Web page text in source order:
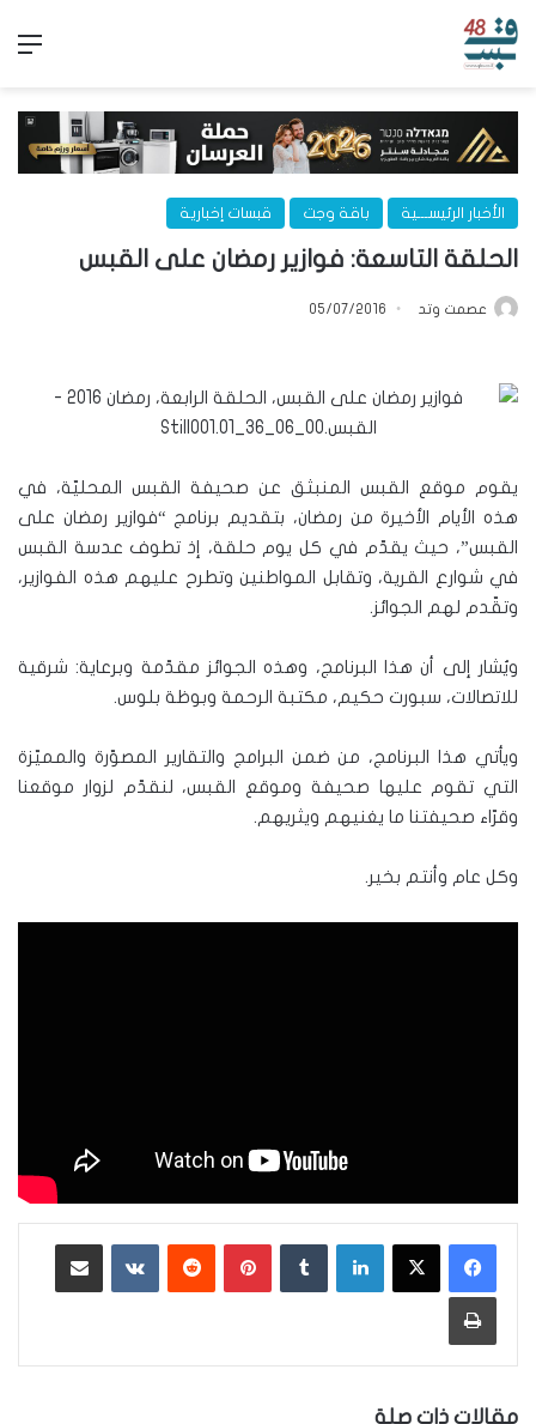
الأخبار الرئيســـية باقة وجت قبسات إخبارية
الحلقة التاسعة: فوازير رمضان على القبس
عصمت وتد 05/07/2016
يقوم موقع القبس المنبثق عن صحيفة القبس المحليّة، في
هذه الأيام الأخيرة من رمضان، بتقديم برنامج “فوازير رمضان على
القبس”، حيث يقدّم في كل يوم حلقة، إذ تطوف عدسة القبس
في شوارع القرية، وتقابل المواطنين وتطرح عليهم هذه الفوازير،
وتقّدم لهم الجوائز.
ويُشار إلى أن هذا البرنامج، وهذه الجوائز مقدّمة وبرعاية: شرقية
للاتصالات، سبورت حكيم، مكتبة الرحمة وبوظة بلوس.
ويأتي هذا البرنامج، من ضمن البرامج والتقارير المصوّرة والمميّزة
التي تقوم عليها صحيفة وموقع القبس، لنقدّم لزوار موقعنا
وقرّاء صحيفتنا ما يغنيهم ويثريهم.
وكل عام وأنتم بخير.
لينكدإن بينتيريست ‏VKontakte
طباعة
مقالات ذات صلة